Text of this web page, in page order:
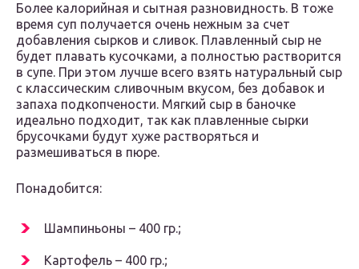
Более калорийная и сытная разновидность. В тоже
время суп получается очень нежным за счет
добавления сырков и сливок. Плавленный сыр не
будет плавать кусочками, а полностью растворится
в супе. При этом лучше всего взять натуральный сыр
с классическим сливочным вкусом, без добавок и
запаха подкопчености. Мягкий сыр в баночке
идеально подходит, так как плавленные сырки
брусочками будут хуже растворяться и
размешиваться в пюре.
Понадобится:
Шампиньоны – 400 гр.;
Картофель – 400 гр.;